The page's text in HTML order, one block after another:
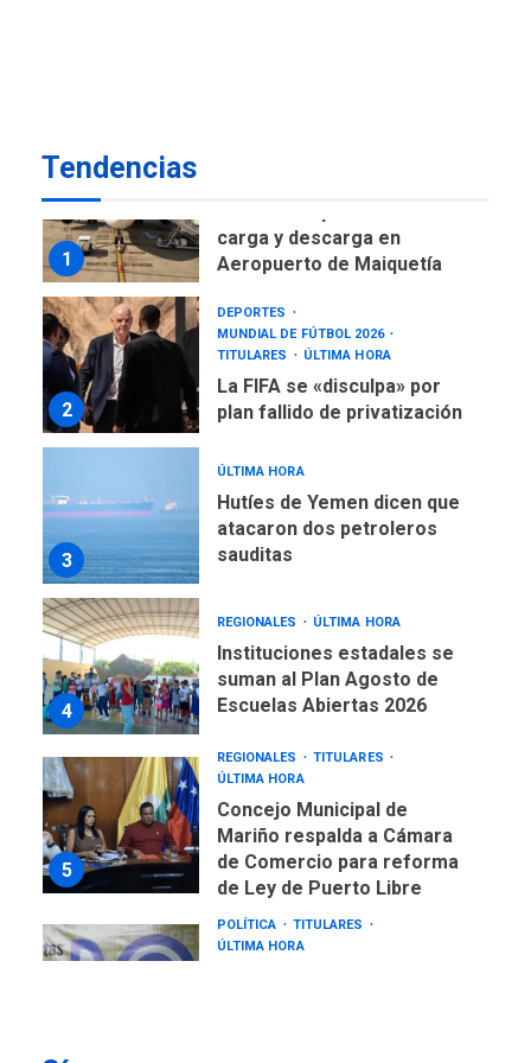
Tendencias
1
carga y descarga en
Aeropuerto de Maiquetía
2
DEPORTES
MUNDIAL DE FÚTBOL 2026
TITULARES
ÚLTIMA HORA
La FIFA se «disculpa» por
plan fallido de privatización
3
ÚLTIMA HORA
Hutíes de Yemen dicen que
atacaron dos petroleros
sauditas
4
REGIONALES ÚLTIMA HORA
Instituciones estadales se
suman al Plan Agosto de
Escuelas Abiertas 2026
5
REGIONALES
TITULARES
ÚLTIMA HORA
Concejo Municipal de
Mariño respalda a Cámara
de Comercio para reforma
de Ley de Puerto Libre
POLÍTICA
TITULARES
ÚLTIMA HORA